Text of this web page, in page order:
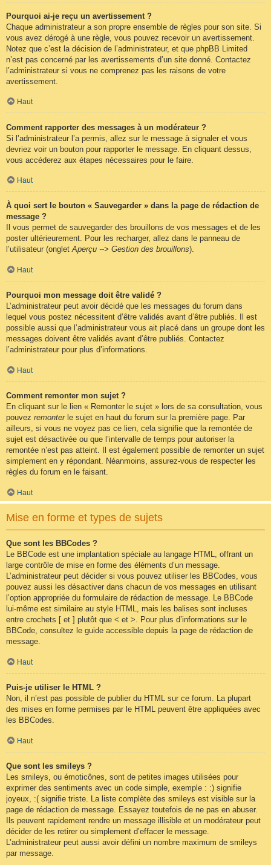
Pourquoi ai-je reçu un avertissement ?
Chaque administrateur a son propre ensemble de règles pour son site. Si
vous avez dérogé à une règle, vous pouvez recevoir un avertissement.
Notez que c’est la décision de l’administrateur, et que phpBB Limited
n’est pas concerné par les avertissements d’un site donné. Contactez
l’administrateur si vous ne comprenez pas les raisons de votre
avertissement.
Haut
Comment rapporter des messages à un modérateur ?
Si l’administrateur l’a permis, allez sur le message à signaler et vous
devriez voir un bouton pour rapporter le message. En cliquant dessus,
vous accéderez aux étapes nécessaires pour le faire.
Haut
À quoi sert le bouton « Sauvegarder » dans la page de rédaction de
message ?
Il vous permet de sauvegarder des brouillons de vos messages et de les
poster ultérieurement. Pour les recharger, allez dans le panneau de
l’utilisateur (ongletAperçu --> Gestion des brouillons).
Haut
Pourquoi mon message doit être validé ?
L’administrateur peut avoir décidé que les messages du forum dans
lequel vous postez nécessitent d’être validés avant d’être publiés. Il est
possible aussi que l’administrateur vous ait placé dans un groupe dont les
messages doivent être validés avant d’être publiés. Contactez
l’administrateur pour plus d’informations.
Haut
Comment remonter mon sujet ?
En cliquant sur le lien « Remonter le sujet » lors de sa consultation, vous
pouvez remonterle sujet en haut du forum sur la première page. Par
ailleurs, si vous ne voyez pas ce lien, cela signifie que la remontée de
sujet est désactivée ou que l’intervalle de temps pour autoriser la
remontée n’est pas atteint. Il est également possible de remonter un sujet
simplement en y répondant. Néanmoins, assurez-vous de respecter les
règles du forum en le faisant.
Haut
Mise en forme et types de sujets
Que sont les BBCodes ?
Le BBCode est une implantation spéciale au langage HTML, offrant un
large contrôle de mise en forme des éléments d’un message.
L’administrateur peut décider si vous pouvez utiliser les BBCodes, vous
pouvez aussi les désactiver dans chacun de vos messages en utilisant
l’option appropriée du formulaire de rédaction de message. Le BBCode
lui-même est similaire au style HTML, mais les balises sont incluses
entre crochets [ et ] plutôt que < et >. Pour plus d’informations sur le
BBCode, consultez le guide accessible depuis la page de rédaction de
message.
Haut
Puis-je utiliser le HTML ?
Non, il n’est pas possible de publier du HTML sur ce forum. La plupart
des mises en forme permises par le HTML peuvent être appliquées avec
les BBCodes.
Haut
Que sont les smileys ?
Les smileys, ou émoticônes, sont de petites images utilisées pour
exprimer des sentiments avec un code simple, exemple : :) signifie
joyeux, :( signifie triste. La liste complète des smileys est visible sur la
page de rédaction de message. Essayez toutefois de ne pas en abuser.
Ils peuvent rapidement rendre un message illisible et un modérateur peut
décider de les retirer ou simplement d’effacer le message.
L’administrateur peut aussi avoir défini un nombre maximum de smileys
par message.